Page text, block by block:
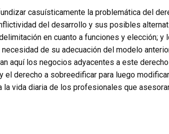
casuísticamente la problemática del
del desarrollo y sus posibles
en cuanto a funciones y elección;
de su adecuación del modelo
aquí los negocios adyacentes a este
derecho a sobreedificar para luego
vida diaria de los profesionales que